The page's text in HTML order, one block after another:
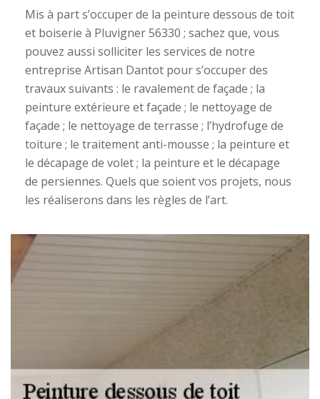
Mis à part s’occuper de la peinture dessous de toit
et boiserie à Pluvigner 56330 ; sachez que, vous
pouvez aussi solliciter les services de notre
entreprise Artisan Dantot pour s’occuper des
travaux suivants : le ravalement de façade ; la
peinture extérieure et façade ; le nettoyage de
façade ; le nettoyage de terrasse ; l’hydrofuge de
toiture ; le traitement anti-mousse ; la peinture et
le décapage de volet ; la peinture et le décapage
de persiennes. Quels que soient vos projets, nous
les réaliserons dans les règles de l’art.